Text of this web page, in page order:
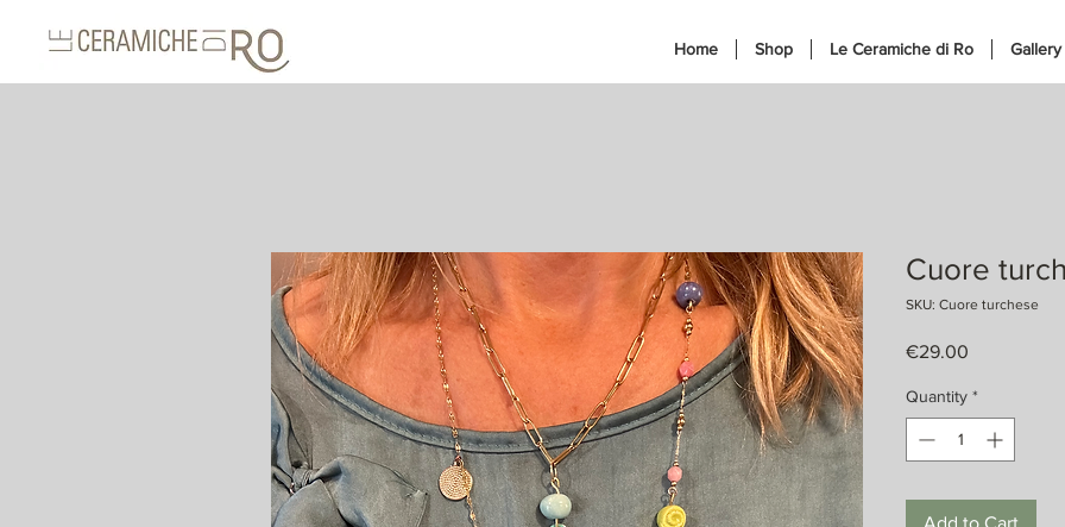
Home Shop Le Ceramiche di Ro Gallery
Cuore
SKU: Cuore turchese
€29.00
Quantity *
Add to Cart